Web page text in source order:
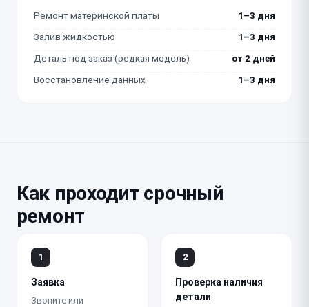
Ремонт материнской платы
1–3 дня
Залив жидкостью
1–3 дня
Деталь под заказ (редкая модель)
от 2 дней
Восстановление данных
1–3 дня
Как проходит срочный
ремонт
1
Заявка
Звоните или
2
Проверка наличия
детали